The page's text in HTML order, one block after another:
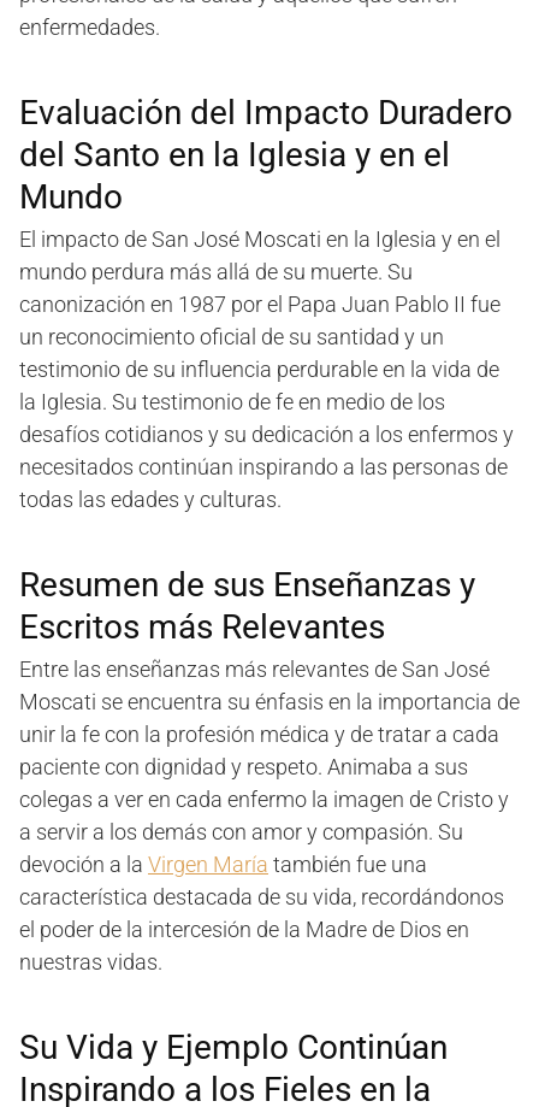
enfermedades.
Evaluación del Impacto Duradero
del Santo en la Iglesia y en el
Mundo
El impacto de San José Moscati en la Iglesia y en el
mundo perdura más allá de su muerte. Su
canonización en 1987 por el Papa Juan Pablo II fue
un reconocimiento oficial de su santidad y un
testimonio de su influencia perdurable en la vida de
la Iglesia. Su testimonio de fe en medio de los
desafíos cotidianos y su dedicación a los enfermos y
necesitados continúan inspirando a las personas de
todas las edades y culturas.
Resumen de sus Enseñanzas y
Escritos más Relevantes
Entre las enseñanzas más relevantes de San José
Moscati se encuentra su énfasis en la importancia de
unir la fe con la profesión médica y de tratar a cada
paciente con dignidad y respeto. Animaba a sus
colegas a ver en cada enfermo la imagen de Cristo y
a servir a los demás con amor y compasión. Su
devoción a la Virgen María también fue una
característica destacada de su vida, recordándonos
el poder de la intercesión de la Madre de Dios en
nuestras vidas.
Su Vida y Ejemplo Continúan
Inspirando a los Fieles en la